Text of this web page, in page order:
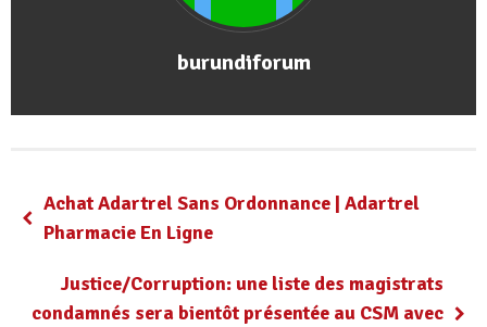
burundiforum
Achat Adartrel Sans Ordonnance | Adartrel
Pharmacie En Ligne
Justice/Corruption: une liste des magistrats
condamnés sera bientôt présentée au CSM avec